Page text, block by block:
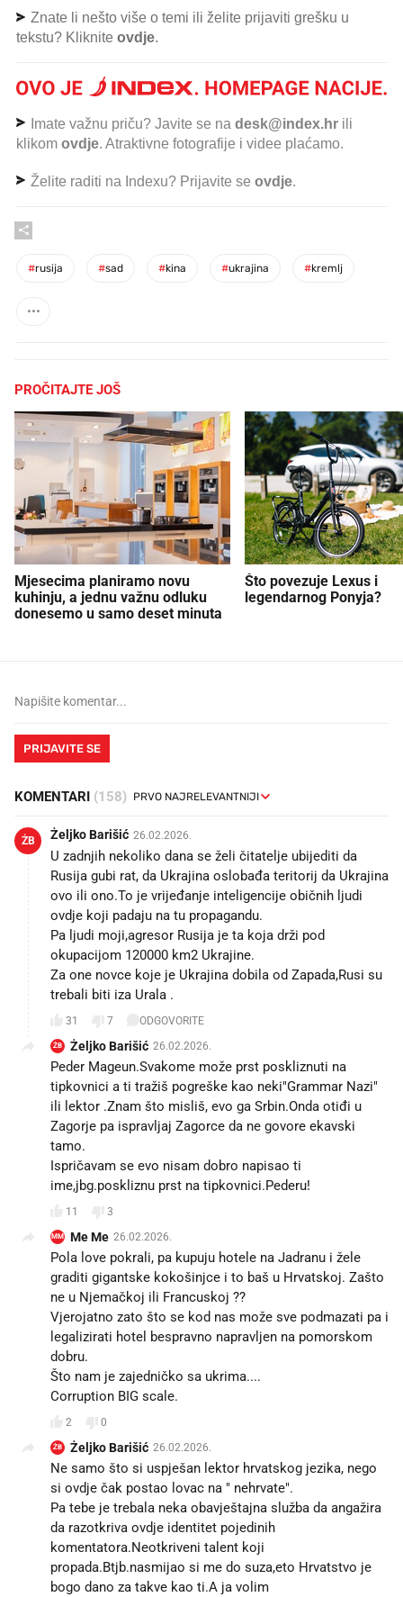
Znate li nešto više o temi ili želite prijaviti grešku u
tekstu? Kliknite ovdje.
Imate važnu priču? Javite se na desk@index.hr ili
klikom ovdje. Atraktivne fotografije i videe plaćamo.
Želite raditi na Indexu? Prijavite se ovdje.
#rusija #sad #kina #ukrajina #kremlj
PROČITAJTE JOŠ
Mjesecima planiramo novu
kuhinju, a jednu važnu odluku
donesemo u samo deset minuta
Što povezuje Lexus i
legendarnog Ponyja?
PRIJAVITE SE
KOMENTARI (158)
ŻB Żeljko Barišić 26.02.2026.
U zadnjih nekoliko dana se želi čitatelje ubijediti da
Rusija gubi rat, da Ukrajina oslobađa teritorij da Ukrajina
ovo ili ono.To je vrijeđanje inteligencije običnih ljudi
ovdje koji padaju na tu propagandu.
Pa ljudi moji,agresor Rusija je ta koja drži pod
okupacijom 120000 km2 Ukrajine.
Za one novce koje je Ukrajina dobila od Zapada,Rusi su
trebali biti iza Urala .
31 7 ODGOVORITE
ŻB Żeljko Barišić 26.02.2026.
Peder Mageun.Svakome može prst poskliznuti na
tipkovnici a ti tražiš pogreške kao neki"Grammar Nazi"
ili lektor .Znam što misliš, evo ga Srbin.Onda otiđi u
Zagorje pa ispravljaj Zagorce da ne govore ekavski
tamo.
Ispričavam se evo nisam dobro napisao ti
ime,jbg.poskliznu prst na tipkovnici.Pederu!
11 3
MM Me Me 26.02.2026.
Pola love pokrali, pa kupuju hotele na Jadranu i žele
graditi gigantske kokošinjce i to baš u Hrvatskoj. Zašto
ne u Njemačkoj ili Francuskoj ??
Vjerojatno zato što se kod nas može sve podmazati pa i
legalizirati hotel bespravno napravljen na pomorskom
dobru.
Što nam je zajedničko sa ukrima....
Corruption BIG scale.
2 0
ŻB Żeljko Barišić 26.02.2026.
Ne samo što si uspješan lektor hrvatskog jezika, nego
si ovdje čak postao lovac na " nehrvate".
Pa tebe je trebala neka obavještajna služba da angažira
da razotkriva ovdje identitet pojedinih
komentatora.Neotkriveni talent koji
propada.Btjb.nasmijao si me do suza,eto Hrvatstvo je
bogo dano za takve kao ti.A ja volim